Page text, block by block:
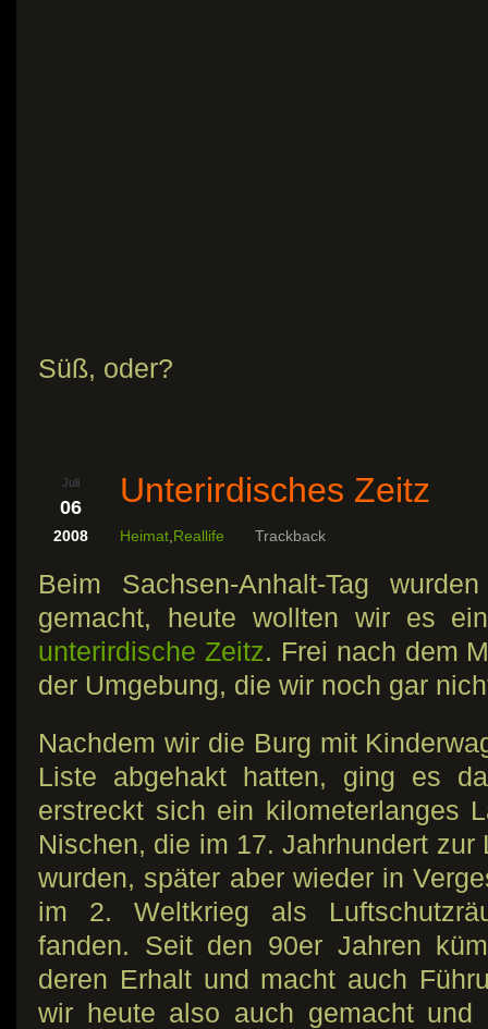
Süß, oder?
Juli
06
2008
Unterirdisches Zeitz
Heimat,Reallife Trackback
Beim Sachsen-Anhalt-Tag
gemacht, heute wollten wir es
unterirdische Zeitz. Frei nach dem
der Umgebung, die wir noch gar
Nachdem wir die Burg mit
Liste abgehakt hatten, ging es
erstreckt sich ein kilometerlanges
Nischen, die im 17. Jahrhundert
wurden, später aber wieder in
im 2. Weltkrieg als
fanden. Seit den 90er Jahren
deren Erhalt und macht auch
wir heute also auch gemacht und